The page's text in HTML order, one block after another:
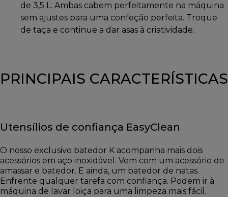
de 3,5 L. Ambas cabem perfeitamente na máquina
sem ajustes para uma confeção perfeita. Troque
de taça e continue a dar asas à criatividade.
PRINCIPAIS CARACTERÍSTICAS
Utensílios de confiança EasyClean
O nosso exclusivo batedor K acompanha mais dois
acessórios em aço inoxidável. Vem com um acessório de
amassar e batedor. E ainda, um batedor de natas.
Enfrente qualquer tarefa com confiança. Podem ir à
máquina de lavar loiça para uma limpeza mais fácil.